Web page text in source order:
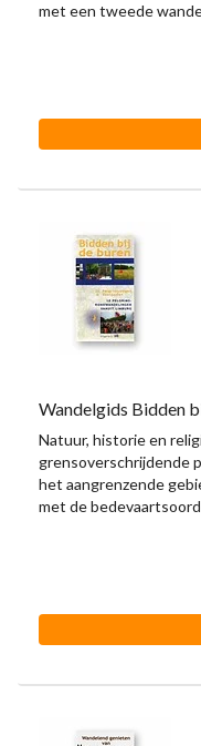
met een tweede
Wandelgids Bidden
Natuur, historie en
grensoverschrijdende
het aangrenzende
met de